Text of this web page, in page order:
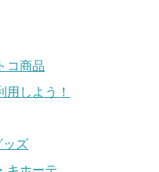
コ商品
用しよう！
ッズ